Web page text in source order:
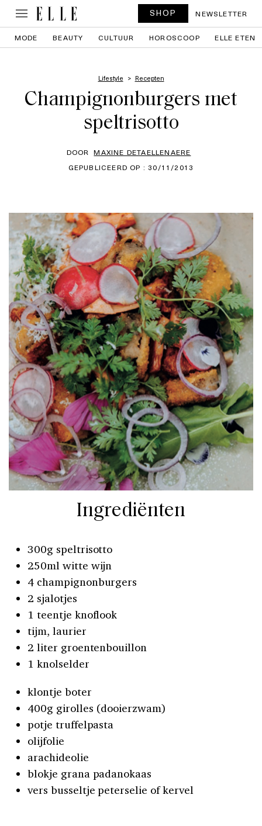
SHOP NEWSLETTER
MODE BEAUTY CULTUUR HOROSCOOP ELLE ETEN
Lifestyle Recepten
Champignonburgers met
speltrisotto
DOOR MAXINE DETAELLENAERE
GEPUBLICEERD OP : 30/11/2013
Ingrediënten
300g speltrisotto
250ml witte wijn
4 champignonburgers
2 sjalotjes
1 teentje knoflook
tijm, laurier
2 liter groentenbouillon
1 knolselder
klontje boter
400g girolles (dooierzwam)
potje truffelpasta
olijfolie
arachideolie
blokje grana padanokaas
vers busseltje peterselie of kervel